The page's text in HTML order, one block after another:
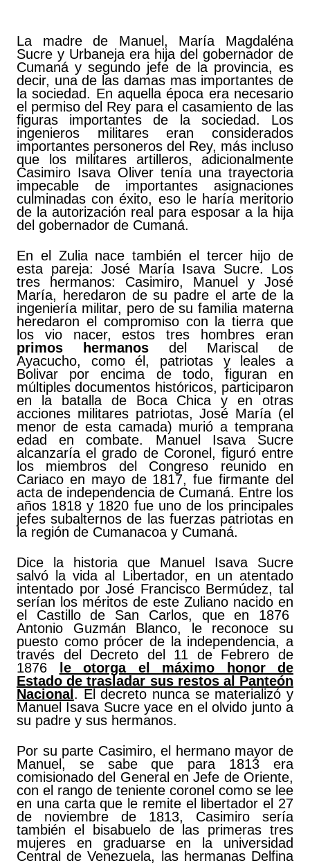
La madre de Manuel, María Magdaléna
Sucre y Urbaneja era hija del gobernador de
Cumaná y segundo jefe de la provincia, es
decir, una de las damas mas importantes de
la sociedad. En aquella época era necesario
el permiso del Rey para el casamiento de las
figuras importantes de la sociedad. Los
ingenieros militares eran considerados
importantes personeros del Rey, más incluso
que los militares artilleros, adicionalmente
Casimiro Isava Oliver tenía una trayectoria
impecable de importantes asignaciones
culminadas con éxito, eso le haría meritorio
de la autorización real para esposar a la hija
del gobernador de Cumaná.
En el Zulia nace también el tercer hijo de
esta pareja: José María Isava Sucre. Los
tres hermanos: Casimiro, Manuel y José
María, heredaron de su padre el arte de la
ingeniería militar, pero de su familia materna
heredaron el compromiso con la tierra que
los vio nacer, estos tres hombres eran
primos hermanos del Mariscal de
Ayacucho, como él, patriotas y leales a
Bolivar por encima de todo, figuran en
múltiples documentos históricos, participaron
en la batalla de Boca Chica y en otras
acciones militares patriotas, José María (el
menor de esta camada) murió a temprana
edad en combate. Manuel Isava Sucre
alcanzaría el grado de Coronel, figuró entre
los miembros del Congreso reunido en
Cariaco en mayo de 1817, fue firmante del
acta de independencia de Cumaná. Entre los
años 1818 y 1820 fue uno de los principales
jefes subalternos de las fuerzas patriotas en
la región de Cumanacoa y Cumaná.
Dice la historia que Manuel Isava Sucre
salvó la vida al Libertador, en un atentado
intentado por José Francisco Bermúdez, tal
serían los méritos de este Zuliano nacido en
el Castillo de San Carlos, que en 1876
Antonio Guzmán Blanco, le reconoce su
puesto como prócer de la independencia, a
través del Decreto del 11 de Febrero de
1876 le otorga el máximo honor de
Estado de trasladar sus restos al Panteón
Nacional. El decreto nunca se materializó y
Manuel Isava Sucre yace en el olvido junto a
su padre y sus hermanos.
Por su parte Casimiro, el hermano mayor de
Manuel, se sabe que para 1813 era
comisionado del General en Jefe de Oriente,
con el rango de teniente coronel como se lee
en una carta que le remite el libertador el 27
de noviembre de 1813, Casimiro sería
también el bisabuelo de las primeras tres
mujeres en graduarse en la universidad
Central de Venezuela, las hermanas Delfina